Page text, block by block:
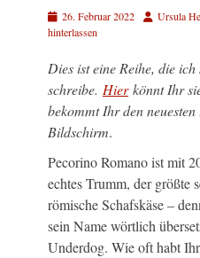
Veröffentlicht
am
26. Februar 2022 AutorUrsula
hinterlassen
Dies ist eine Reihe, die
schreibe. Hierkönnt Ihr
bekommt Ihr den
Bildschirm.
Pecorino Romano ist mit
echtes Trumm, der größte
römische Schafskäse –
sein Name wörtlich
Underdog. Wie oft habt